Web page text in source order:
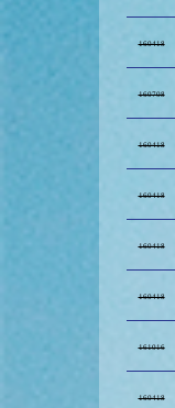
160418
160708
160418
160418
160418
160418
161016
160418